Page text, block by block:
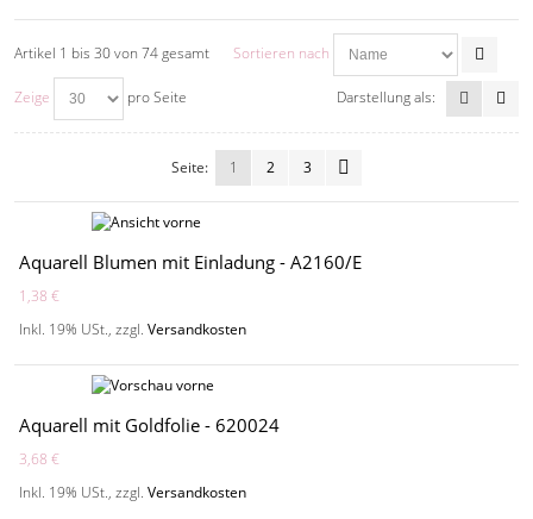
Artikel 1 bis 30 von 74 gesamt Sortieren nach
Zeige pro Seite Darstellung als:
Seite: 1 2 3
Aquarell Blumen mit Einladung - A2160/E
1,38 €
Inkl. 19% USt.,zzgl.Versandkosten
Aquarell mit Goldfolie - 620024
3,68 €
Inkl. 19% USt.,zzgl.Versandkosten